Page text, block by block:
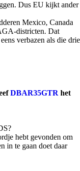
Dus EU kijkt ander
Mexico, Canada
districten. Dat
verbazen als die drie
DBAR35GTR het
hebt gevonden om
in te gaan doet daar